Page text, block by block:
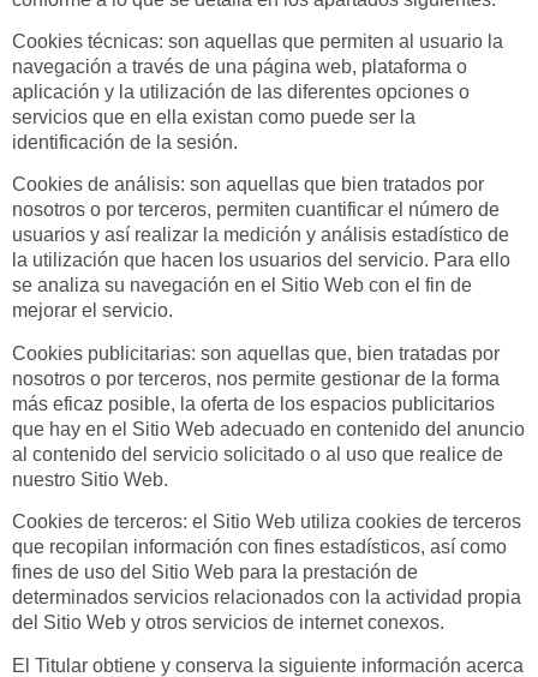
Cookies técnicas: son aquellas que permiten al usuario la
navegación a través de una página web, plataforma o
aplicación y la utilización de las diferentes opciones o
servicios que en ella existan como puede ser la
identificación de la sesión.
Cookies de análisis: son aquellas que bien tratados por
nosotros o por terceros, permiten cuantificar el número de
usuarios y así realizar la medición y análisis estadístico de
la utilización que hacen los usuarios del servicio. Para ello
se analiza su navegación en el Sitio Web con el fin de
mejorar el servicio.
Cookies publicitarias: son aquellas que, bien tratadas por
nosotros o por terceros, nos permite gestionar de la forma
más eficaz posible, la oferta de los espacios publicitarios
que hay en el Sitio Web adecuado en contenido del anuncio
al contenido del servicio solicitado o al uso que realice de
nuestro Sitio Web.
Cookies de terceros: el Sitio Web utiliza cookies de terceros
que recopilan información con fines estadísticos, así como
fines de uso del Sitio Web para la prestación de
determinados servicios relacionados con la actividad propia
del Sitio Web y otros servicios de internet conexos.
El Titular obtiene y conserva la siguiente información acerca